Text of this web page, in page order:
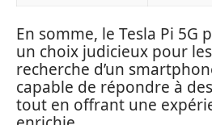
En somme, le Tesla Pi
un choix judicieux pour
recherche d’un
capable de répondre à
tout en offrant une